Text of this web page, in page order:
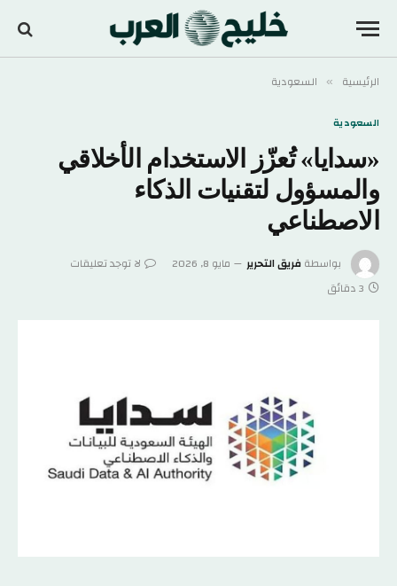
الرئيسية » السعودية
السعودية
«سدايا» تُعزّز الاستخدام الأخلاقي
والمسؤول لتقنيات الذكاء
الاصطناعي
بواسطةفريق التحرير مايو 8, 2026
لا توجد تعليقات
3 دقائق